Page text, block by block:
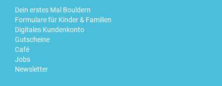
Dein erstes Mal Bouldern
Formulare für Kinder & Familien
Digitales Kundenkonto
Gutscheine
Café
Jobs
Newsletter